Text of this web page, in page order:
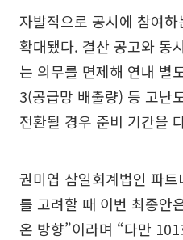
자발적으로 공시에 참여
확대됐다. 결산 공고와 동
는 의무를 면제해 연내 별
3(공급망 배출량) 등 고난
전환될 경우 준비 기간을
권미엽 삼일회계법인 파
를 고려할 때 이번 최종안
온 방향”이라며 “다만